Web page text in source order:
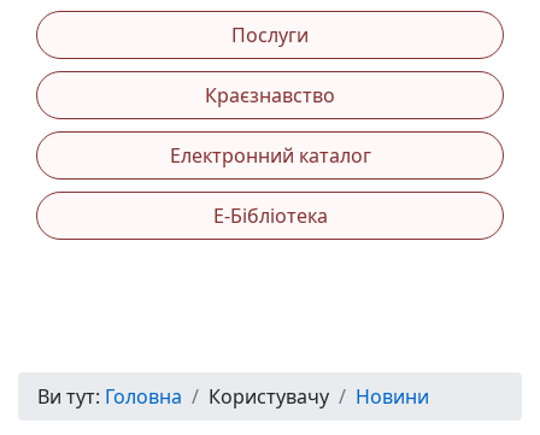
Послуги
Краєзнавство
Електронний каталог
Е-Бібліотека
Ви тут: Головна Користувачу Новини